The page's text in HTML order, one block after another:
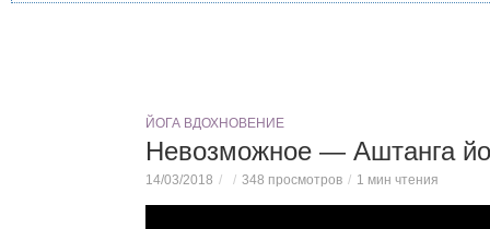
ЙОГА ВДОХНОВЕНИЕ
Невозможное — Аштанга
14/03/2018 348 просмотров 1 мин чтения